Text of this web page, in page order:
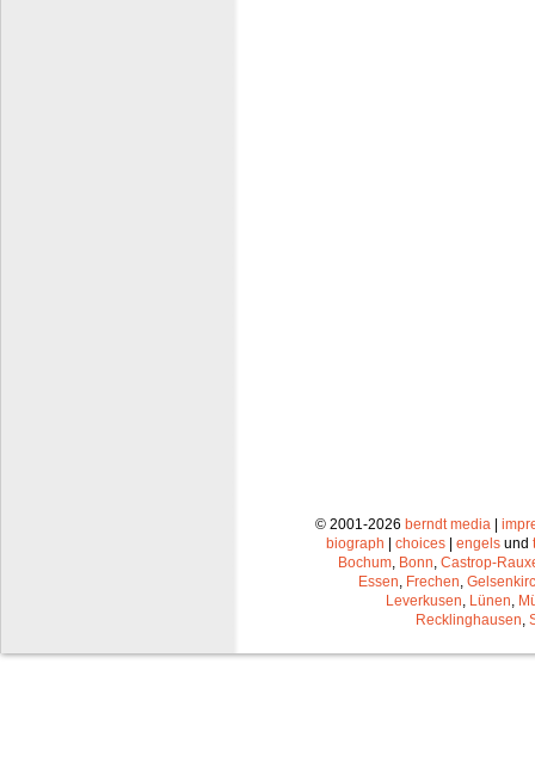
© 2001-2026 berndt media |
biograph | choices | engels und
Bochum Bonn Castrop-
Essen Frechen
Leverkusen Lünen
Recklinghausen